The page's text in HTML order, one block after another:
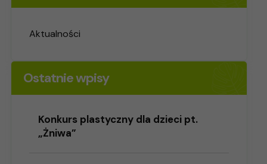
Aktualności
Ostatnie wpisy
Konkurs plastyczny dla dzieci pt.
„Żniwa”